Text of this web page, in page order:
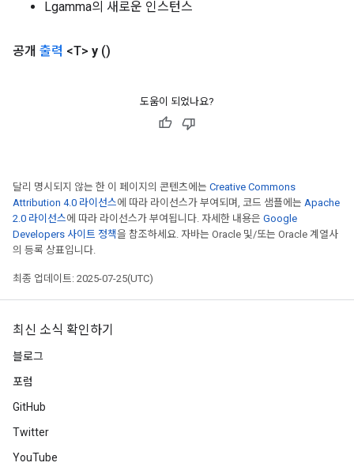
Lgamma의 새로운 인스턴스
공개 출력 <T> y ()
도움이 되었나요?
달리 명시되지 않는 한 이 페이지의 콘텐츠에는 Creative Commons
Attribution 4.0 라이선스에 따라 라이선스가 부여되며, 코드 샘플에는 Apache
2.0 라이선스에 따라 라이선스가 부여됩니다. 자세한 내용은 Google
Developers 사이트 정책을 참조하세요. 자바는 Oracle 및/또는 Oracle 계열사
의 등록 상표입니다.
최종 업데이트: 2025-07-25(UTC)
최신 소식 확인하기
블로그
포럼
GitHub
Twitter
YouTube